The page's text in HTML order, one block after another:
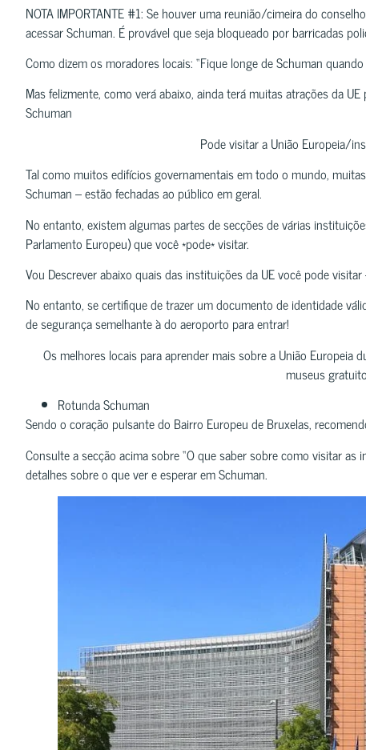
NOTA IMPORTANTE #1: Se houver uma reunião/cimeira do
acessar Schuman. É provável que seja bloqueado por barricadas
Como dizem os moradores locais: “Fique longe de Schuman
Mas felizmente, como verá abaixo, ainda terá muitas atrações da
Schuman
Pode visitar a União Europeia/
Tal como muitos edifícios governamentais em todo o mundo,
Schuman – estão fechadas ao público em geral.
No entanto, existem algumas partes de secções de várias
Parlamento Europeu) que você *pode* visitar.
Vou Descrever abaixo quais das instituições da UE você pode
No entanto, se certifique de trazer um documento de identidade
de segurança semelhante à do aeroporto para entrar!
Os melhores locais para aprender mais sobre a União Europeia
museus
Rotunda Schuman
Sendo o coração pulsante do Bairro Europeu de Bruxelas,
Consulte a secção acima sobre “O que saber sobre como visitar
detalhes sobre o que ver e esperar em Schuman.